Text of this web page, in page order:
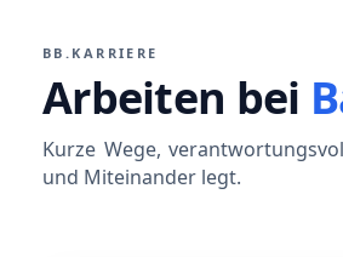
BB.KARRIERE
Arbeiten bei
Kurze Wege,
und Miteinander legt.